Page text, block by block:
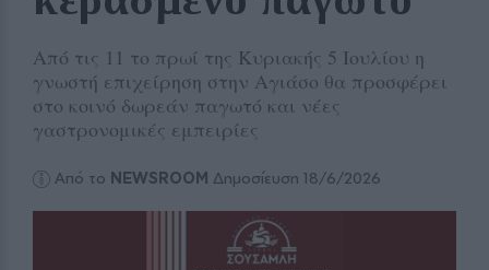
Από τις 11 το πρωί της Κυριακής 5 Ιουλίου η
γνωστή επιχείρηση στην Αγιάσο θα προσφέρει
στο κοινό δωρεάν παγωτό και νέες
γαστρονομικές εμπειρίες
Από το NEWSROOM Δημοσίευση 18/6/2026